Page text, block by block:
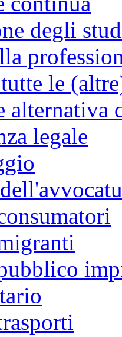
degli
le
alternativa
legale